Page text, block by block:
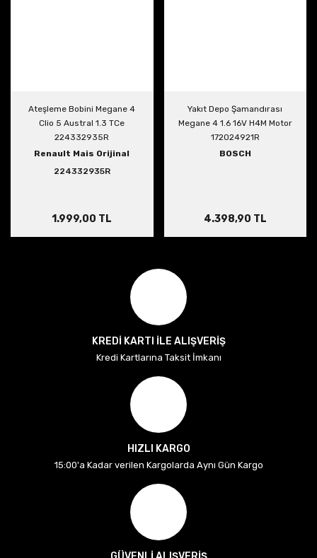
Ateşleme Bobini Megane 4
Clio 5 Austral 1.3 TCe
224332935R
Renault Mais Orijinal
224332935R
1.999,00 TL
Yakıt Depo Şamandırası
Megane 4 1.6 16V H4M Motor
172024921R
BOSCH
4.398,90 TL
KREDİ KARTI İLE ALIŞVERİŞ
Kredi Kartlarına Taksit İmkanı
HIZLI KARGO
15:00'a Kadar verilen Kargolarda Aynı Gün Kargo